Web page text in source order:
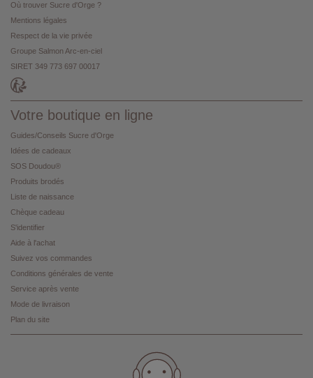
Où trouver Sucre d'Orge ?
Mentions légales
Respect de la vie privée
Groupe Salmon Arc-en-ciel
SIRET 349 773 697 00017
Votre boutique en ligne
Guides/Conseils Sucre d'Orge
Idées de cadeaux
SOS Doudou®
Produits brodés
Liste de naissance
Chèque cadeau
S'identifier
Aide à l'achat
Suivez vos commandes
Conditions générales de vente
Service après vente
Mode de livraison
Plan du site